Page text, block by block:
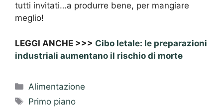
tutti invitati…a produrre bene, per mangiare
meglio!
LEGGI ANCHE >>> Cibo letale: le preparazioni
industriali aumentano il rischio di morte
Categorie
Alimentazione
Tag
Primo piano